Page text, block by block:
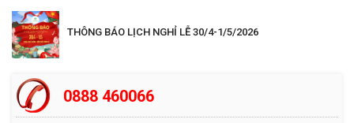
THÔNG BÁO LỊCH NGHỈ LỄ 30/4-1/5/2026
0888 460066